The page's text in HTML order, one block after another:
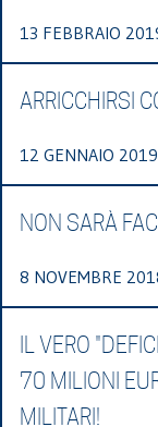
13 FEBBRAIO
ARRICCHIRSI
12 GENNAIO 2019
NON SARÀ
8 NOVEMBRE
IL VERO
70 MILIONI
MILITARI!